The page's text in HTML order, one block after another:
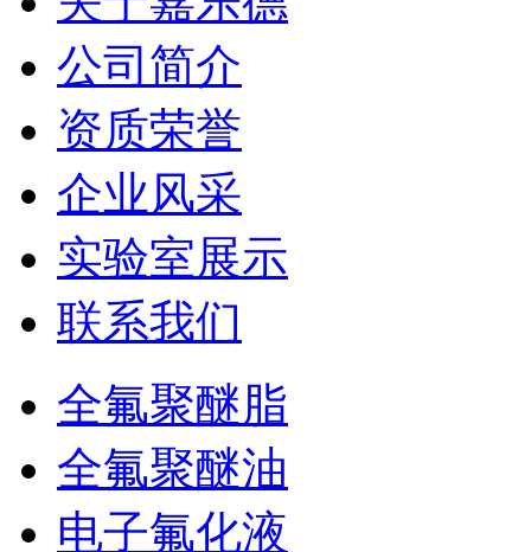
公司简介
资质荣誉
企业风采
实验室展示
联系我们
全氟聚醚脂
全氟聚醚油
电子氟化液